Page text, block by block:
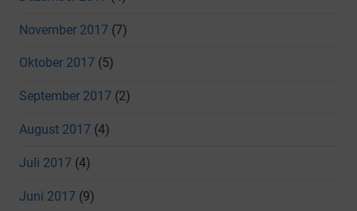
November 2017 (7)
Oktober 2017 (5)
September 2017 (2)
August 2017 (4)
Juli 2017 (4)
Juni 2017 (9)